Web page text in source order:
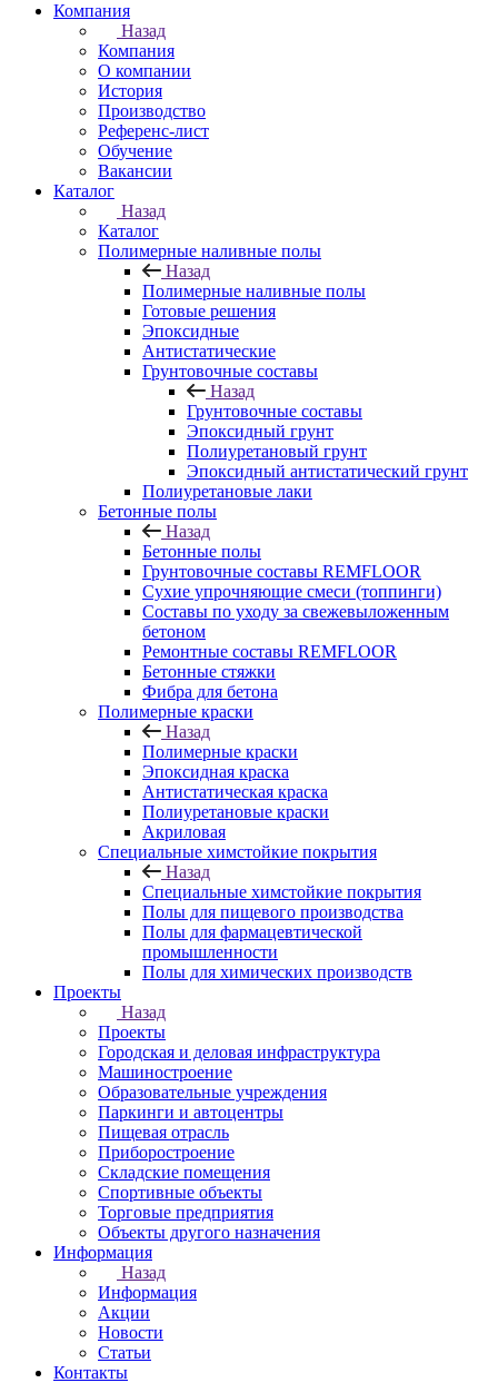
Компания
Назад
Компания
О компании
История
Производство
Референс-лист
Обучение
Вакансии
Каталог
Назад
Каталог
Полимерные наливные полы
Назад
Полимерные наливные полы
Готовые решения
Эпоксидные
Антистатические
Грунтовочные составы
Назад
Грунтовочные составы
Эпоксидный грунт
Полиуретановый грунт
Эпоксидный антистатический грунт
Полиуретановые лаки
Бетонные полы
Назад
Бетонные полы
Грунтовочные составы REMFLOOR
Сухие упрочняющие смеси (топпинги)
Составы по уходу за свежевыложенным
бетоном
Ремонтные составы REMFLOOR
Бетонные стяжки
Фибра для бетона
Полимерные краски
Назад
Полимерные краски
Эпоксидная краска
Антистатическая краска
Полиуретановые краски
Акриловая
Специальные химстойкие покрытия
Назад
Специальные химстойкие покрытия
Полы для пищевого производства
Полы для фармацевтической
промышленности
Полы для химических производств
Проекты
Назад
Проекты
Городская и деловая инфраструктура
Машиностроение
Образовательные учреждения
Паркинги и автоцентры
Пищевая отрасль
Приборостроение
Складские помещения
Спортивные объекты
Торговые предприятия
Объекты другого назначения
Информация
Назад
Информация
Акции
Новости
Статьи
Контакты